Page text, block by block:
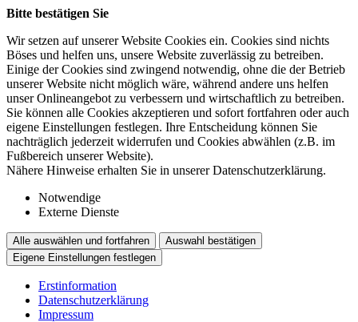
Bitte bestätigen Sie
Wir setzen auf unserer Website Cookies ein. Cookies sind nichts
Böses und helfen uns, unsere Website zuverlässig zu betreiben.
Einige der Cookies sind zwingend notwendig, ohne die der Betrieb
unserer Website nicht möglich wäre, während andere uns helfen
unser Onlineangebot zu verbessern und wirtschaftlich zu betreiben.
Sie können alle Cookies akzeptieren und sofort fortfahren oder auch
eigene Einstellungen festlegen. Ihre Entscheidung können Sie
nachträglich jederzeit widerrufen und Cookies abwählen (z.B. im
Fußbereich unserer Website).
Nähere Hinweise erhalten Sie in unserer Datenschutzerklärung.
Notwendige
Externe Dienste
Alle auswählen und fortfahren
Auswahl bestätigen
Eigene Einstellungen festlegen
Erstinformation
Datenschutzerklärung
Impressum